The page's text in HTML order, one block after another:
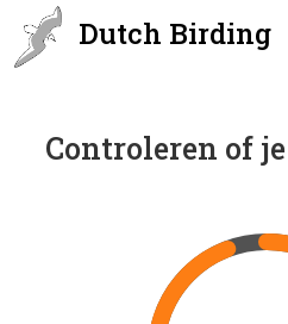
Dutch Birding
Controleren of